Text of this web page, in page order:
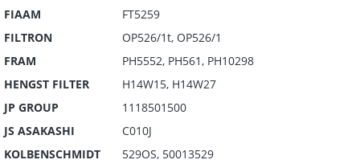
FIAAM
FT5259
FILTRON
OP526/1t, OP526/1
FRAM
PH5552, PH561, PH10298
HENGST FILTER
H14W15, H14W27
JP GROUP
1118501500
JS ASAKASHI
C010J
KOLBENSCHMIDT
529OS, 50013529